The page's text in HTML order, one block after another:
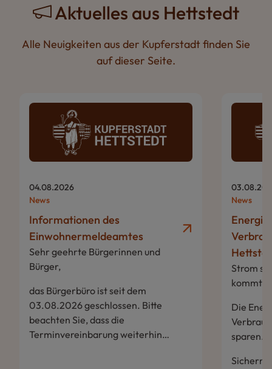
Aktuelles aus Hettstedt
Alle Neuigkeiten aus der Kupferstadt finden Sie
auf dieser Seite.
04.08.2026
News
Informationen des
Einwohnermeldeamtes
Sehr geehrte Bürgerinnen und
Bürger,
das Bürgerbüro ist seit dem
03.08.2026 geschlossen. Bitte
beachten Sie, dass die
Terminvereinbarung weiterhin…
News
Strom
kommt
Die
sparen.
Sichern